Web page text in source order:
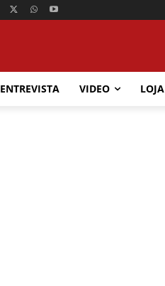
ENTREVISTA VIDEO LOJA